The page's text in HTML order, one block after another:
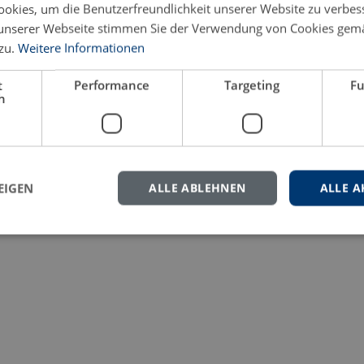
Sie uns gern.
um die Benutzerfreundlichkeit unserer Website zu
Webseite stimmen Sie der Verwendung von Cookies
Weitere Informationen
Performance Targeting
ALLE
ALLE ABLEHNEN